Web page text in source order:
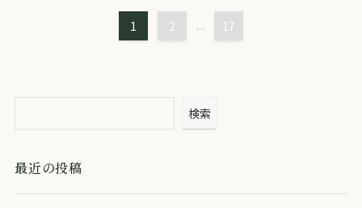
1 2 ... 17
検索
最近の投稿